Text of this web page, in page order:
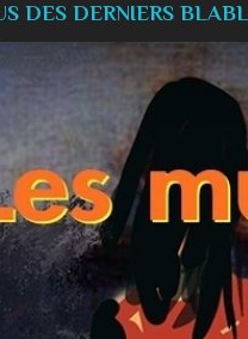
DES DERNIERS